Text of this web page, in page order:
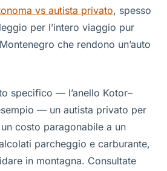
vs autista privato, spesso
per l’intero viaggio pur
che rendono un’auto
specifico — l’anello Kotor–
— un autista privato per
costo paragonabile a un
parcheggio e carburante,
in montagna. Consultate